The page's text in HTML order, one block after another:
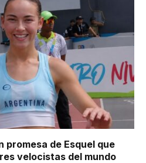
promesa de Esquel que
velocistas del mundo